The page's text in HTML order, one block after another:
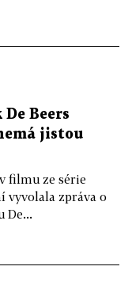
Beers
jistou
filmu ze série
vyvolala zpráva o
De...